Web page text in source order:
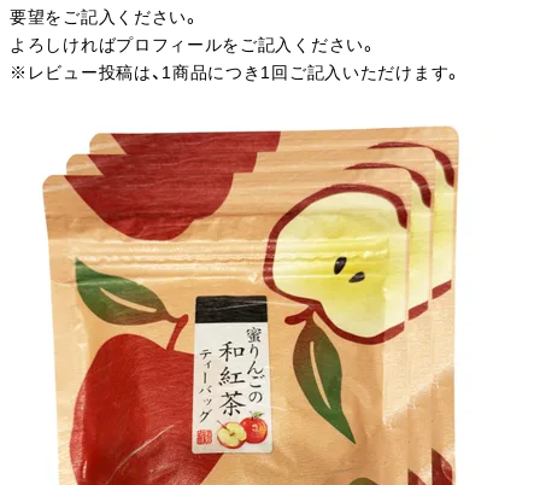
要望をご記入ください。
よろしければプロフィールをご記入ください。
※レビュー投稿は、1商品につき1回ご記入いただけます。